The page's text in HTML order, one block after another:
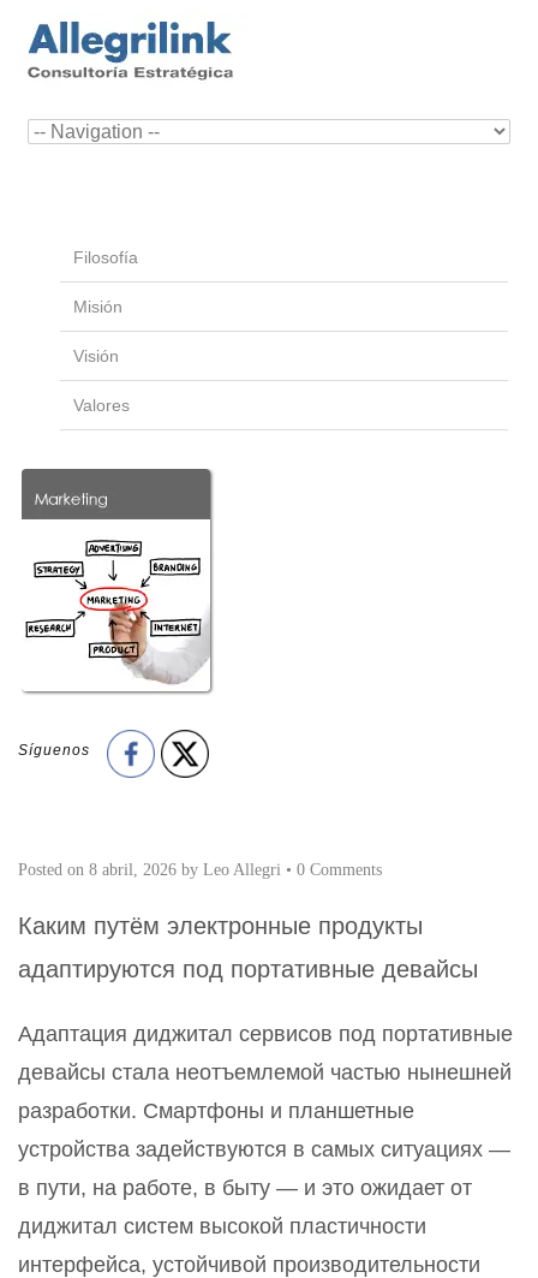
Filosofía
Misión
Visión
Valores
Síguenos
Posted on 8 abril, 2026 by Leo Allegri • 0 Comments
Каким путём электронные продукты
адаптируются под портативные девайсы
Адаптация диджитал сервисов под портативные
девайсы стала неотъемлемой частью нынешней
разработки. Смартфоны и планшетные
устройства задействуются в самых ситуациях —
в пути, на работе, в быту — и это ожидает от
диджитал систем высокой пластичности
интерфейса, устойчивой производительности